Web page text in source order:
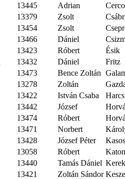
13445
Adrian
13379
Zsolt
13454
Zsolt
13466
Dániel
13423
Róbert
Ésik
13432
Dániel
Fritz
13473
Bence Zoltán
13278
Zoltán
13422
István Csaba
Harcs
13442
József
13474
Róbert
13471
Norbert
13428
József Péter
13058
Róbert
13440
Tamás Dániel
13421
Zoltán Sándor